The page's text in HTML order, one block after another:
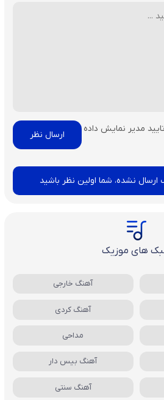
مدیر نمایش داده
نشده، شما اولین نظر باشید
های موزیک
آهنگ خارجی
آهنگ کردی
مداحی
آهنگ بیس دار
آهنگ سنتی